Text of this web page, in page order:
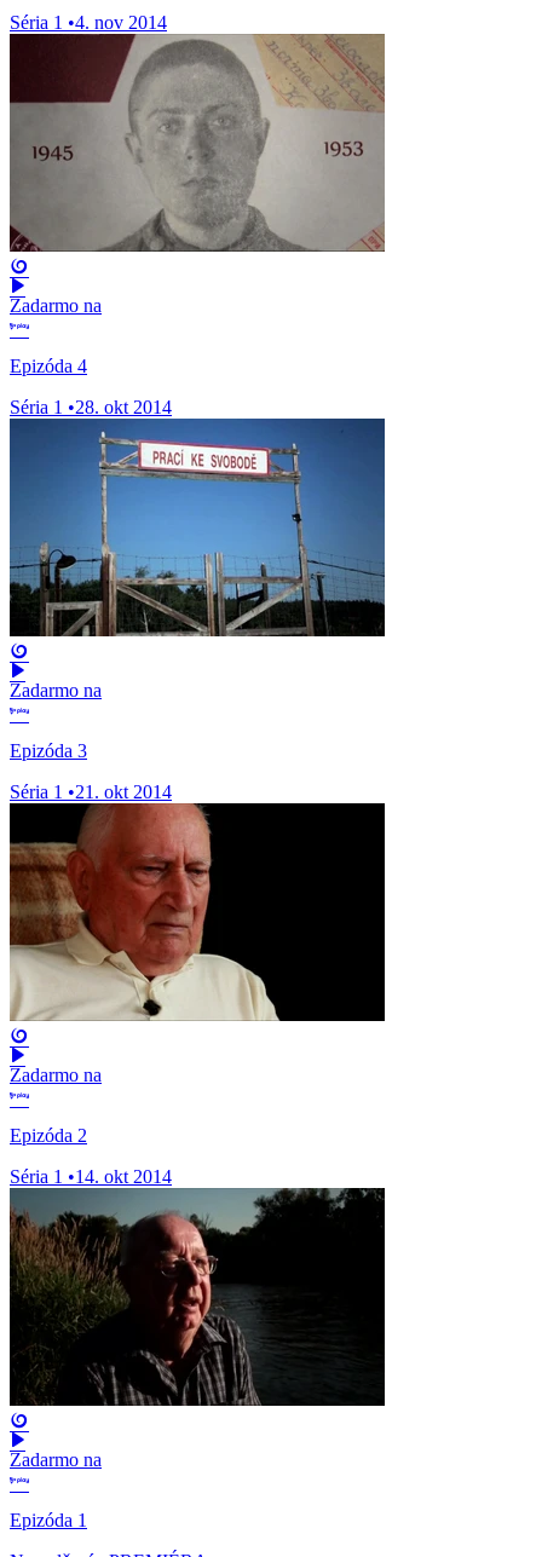
Séria 1 •4. nov 2014
Zadarmo na
Epizóda 4
Séria 1 •28. okt 2014
Zadarmo na
Epizóda 3
Séria 1 •21. okt 2014
Zadarmo na
Epizóda 2
Séria 1 •14. okt 2014
Zadarmo na
Epizóda 1